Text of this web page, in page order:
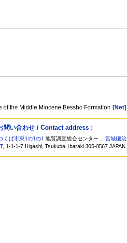
the Middle Miocene Bessho Formation [Net]
問い合わせ / Contact address :
くば市東1の1の1 地質調査総合センター，宮城磯治
, 1-1-1-7 Higashi, Tsukuba, Ibaraki 305-8567 JAPAN